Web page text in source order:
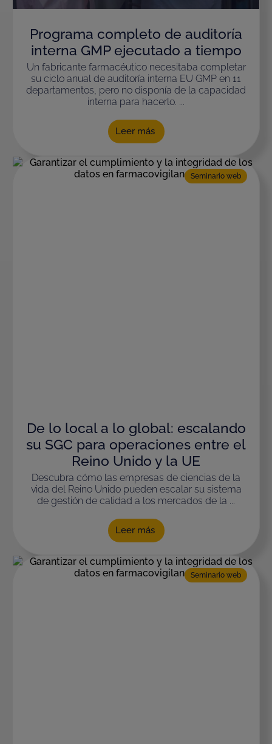
Programa completo de auditoría
interna GMP ejecutado a tiempo
Un fabricante farmacéutico necesitaba completar
su ciclo anual de auditoría interna EU GMP en 11
departamentos, pero no disponía de la capacidad
interna para hacerlo. ...
Leer más
Seminario web
De lo local a lo global: escalando
su SGC para operaciones entre el
Reino Unido y la UE
Descubra cómo las empresas de ciencias de la
vida del Reino Unido pueden escalar su sistema
de gestión de calidad a los mercados de la ...
Leer más
Seminario web